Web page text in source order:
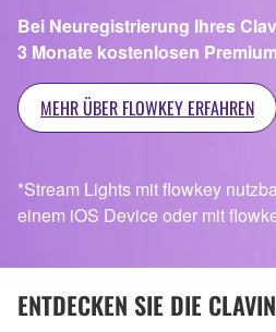
Bei Neuregistrierung Ihres
3 Monate kostenlosen
MEHR ÜBER FLOWKEY ERFAHREN
*Stream Lights mit flowkey
einem iOS Device oder mit
ENTDECKEN SIE DIE